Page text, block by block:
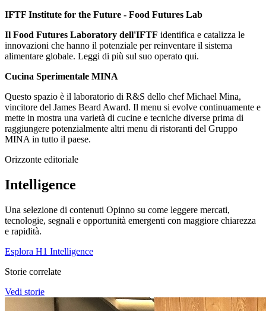
IFTF Institute for the Future - Food Futures Lab
Il Food Futures Laboratory dell'IFTF identifica e catalizza le
innovazioni che hanno il potenziale per reinventare il sistema
alimentare globale. Leggi di più sul suo operato qui.
Cucina Sperimentale MINA
Questo spazio è il laboratorio di R&S dello chef Michael Mina,
vincitore del James Beard Award. Il menu si evolve continuamente e
mette in mostra una varietà di cucine e tecniche diverse prima di
raggiungere potenzialmente altri menu di ristoranti del Gruppo
MINA in tutto il paese.
Orizzonte editoriale
Intelligence
Una selezione di contenuti Opinno su come leggere mercati,
tecnologie, segnali e opportunità emergenti con maggiore chiarezza
e rapidità.
Esplora H1 Intelligence
Storie correlate
Vedi storie